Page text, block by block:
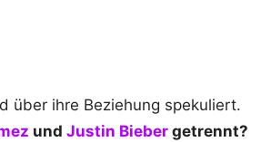
über ihre Beziehung spekuliert.
und Justin Bieber getrennt?